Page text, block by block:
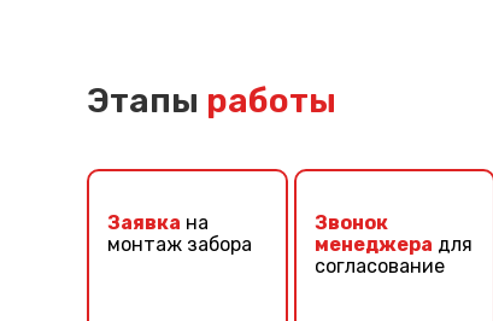
калиток.
Этапы работы
Заявка на
монтаж забора
Звонок
менеджера для
согласование